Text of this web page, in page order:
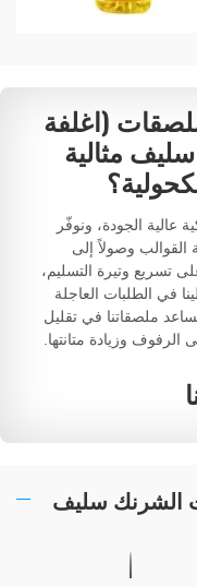
ملصقات (اغلفة
مثالية
عالية الجودة، ونوفّر
القوالب وصولاً إلى
تسريع وتيرة التسليم،
في الطلبات العاجلة
ملصقاتنا في تقليل
الرفوف وزيادة متانتها.
الشرنك سليف